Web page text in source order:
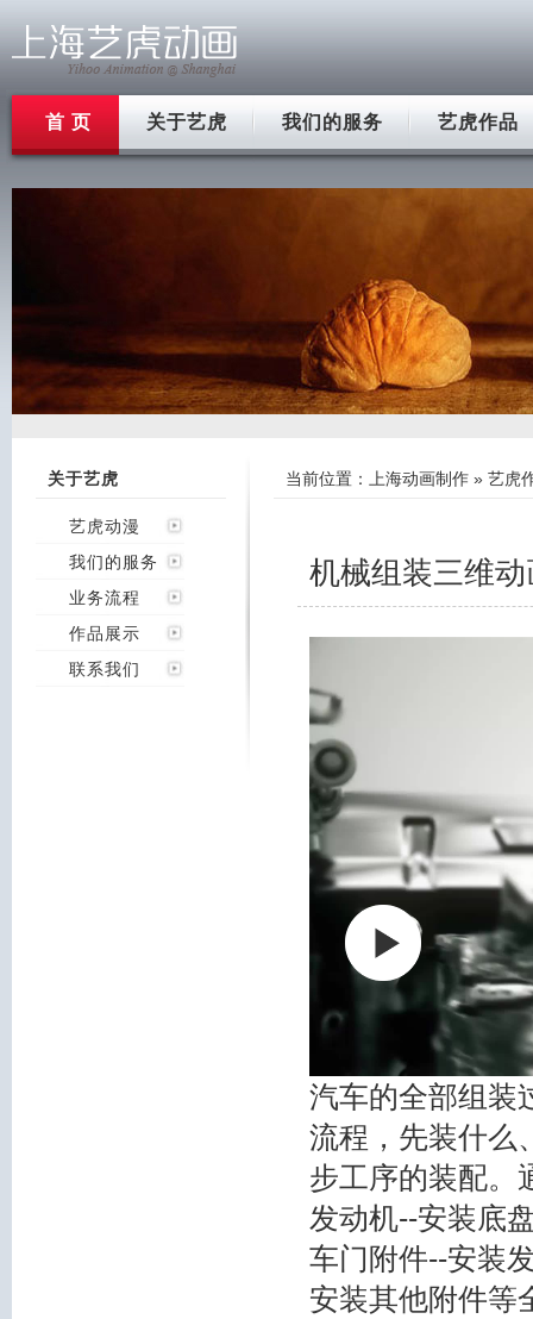
首 页 关于艺虎 我们的服务 艺虎作品
关于艺虎
艺虎动漫
我们的服务
业务流程
作品展示
联系我们
当前位置： 上海动画制作 » 艺虎
机械组装三维
汽车的全部组装
流程，先装什么
步工序的装配。
发动机--安装底
车门附件--安装
安装其他附件等